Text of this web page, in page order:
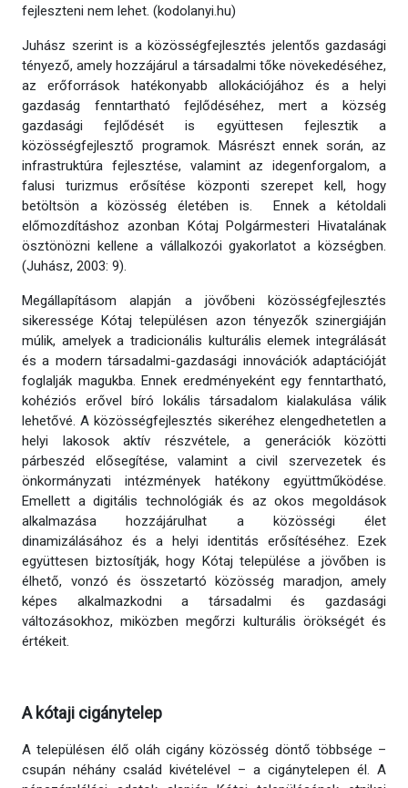
fejleszteni nem lehet. (kodolanyi.hu)
Juhász szerint is a közösségfejlesztés jelentős gazdasági
tényező, amely hozzájárul a társadalmi tőke növekedéséhez,
az erőforrások hatékonyabb allokációjához és a helyi
gazdaság fenntartható fejlődéséhez, mert a község
gazdasági fejlődését is együttesen fejlesztik a
közösségfejlesztő programok. Másrészt ennek során, az
infrastruktúra fejlesztése, valamint az idegenforgalom, a
falusi turizmus erősítése központi szerepet kell, hogy
betöltsön a közösség életében is. Ennek a kétoldali
előmozdításhoz azonban Kótaj Polgármesteri Hivatalának
ösztönözni kellene a vállalkozói gyakorlatot a községben.
(Juhász, 2003: 9).
Megállapításom alapján a jövőbeni közösségfejlesztés
sikeressége Kótaj településen azon tényezők szinergiáján
múlik, amelyek a tradicionális kulturális elemek integrálását
és a modern társadalmi-gazdasági innovációk adaptációját
foglalják magukba. Ennek eredményeként egy fenntartható,
kohéziós erővel bíró lokális társadalom kialakulása válik
lehetővé. A közösségfejlesztés sikeréhez elengedhetetlen a
helyi lakosok aktív részvétele, a generációk közötti
párbeszéd elősegítése, valamint a civil szervezetek és
önkormányzati intézmények hatékony együttműködése.
Emellett a digitális technológiák és az okos megoldások
alkalmazása hozzájárulhat a közösségi élet
dinamizálásához és a helyi identitás erősítéséhez. Ezek
együttesen biztosítják, hogy Kótaj települése a jövőben is
élhető, vonzó és összetartó közösség maradjon, amely
képes alkalmazkodni a társadalmi és gazdasági
változásokhoz, miközben megőrzi kulturális örökségét és
értékeit.
A kótaji cigánytelep
A településen élő oláh cigány közösség döntő többsége –
csupán néhány család kivételével – a cigánytelepen él. A